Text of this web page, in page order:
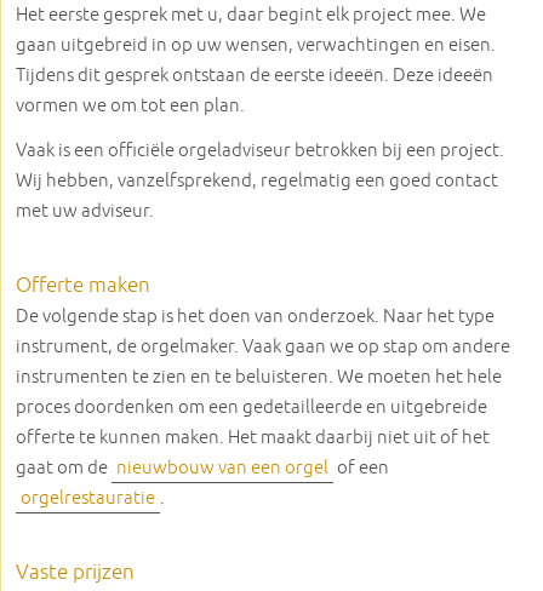
Het eerste gesprek met u, daar begint elk project mee. We
gaan uitgebreid in op uw wensen, verwachtingen en eisen.
Tijdens dit gesprek ontstaan de eerste ideeën. Deze ideeën
vormen we om tot een plan.
Vaak is een officiële orgeladviseur betrokken bij een project.
Wij hebben, vanzelfsprekend, regelmatig een goed contact
met uw adviseur.
Offerte maken
De volgende stap is het doen van onderzoek. Naar het type
instrument, de orgelmaker. Vaak gaan we op stap om andere
instrumenten te zien en te beluisteren. We moeten het hele
proces doordenken om een gedetailleerde en uitgebreide
offerte te kunnen maken. Het maakt daarbij niet uit of het
gaat om de nieuwbouw van een orgel of een
orgelrestauratie .
Vaste prijzen